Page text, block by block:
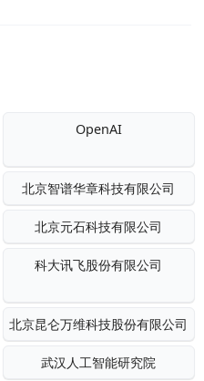
OpenAI
北京智谱华章科技有限公司
北京元石科技有限公司
科大讯飞股份有限公司
北京昆仑万维科技股份有限公司
武汉人工智能研究院